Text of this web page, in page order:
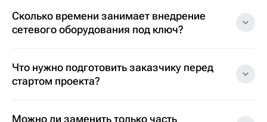
Сколько времени занимает внедрение
сетевого оборудования под ключ?
Что нужно подготовить заказчику перед
стартом проекта?
Можно ли заменить только часть